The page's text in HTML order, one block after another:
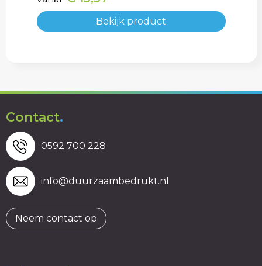
Bekijk product
Contact.
0592 700 228
info@duurzaambedrukt.nl
Neem contact op